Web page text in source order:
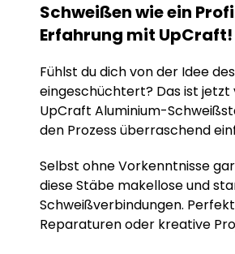
Schweißen wie ein
Erfahrung mit UpCraft!
Fühlst du dich von der Idee
eingeschüchtert? Das ist jetzt
UpCraft Aluminium-
den Prozess überraschend
Selbst ohne Vorkenntnisse
diese Stäbe makellose und
Schweißverbindungen.
Reparaturen oder kreative